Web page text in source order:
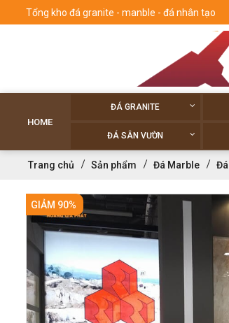
Tổng kho đá granite - manble - đá nhân tạo
HOME
ĐÁ GRANITE
ĐÁ SÂN VƯỜN
Trang chủ Sản phẩm Đá Marble
GIẢM 90%